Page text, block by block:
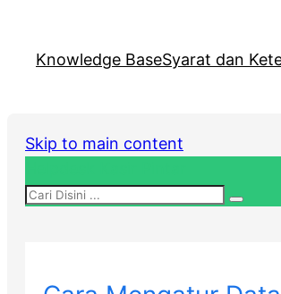
Knowledge BaseSyarat dan
Skip to main content